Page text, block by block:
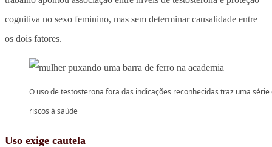
cognitiva no sexo feminino, mas sem determinar causalidade entre
os dois fatores.
O uso de testosterona fora das indicações reconhecidas traz uma série
riscos à saúde
Uso exige cautela